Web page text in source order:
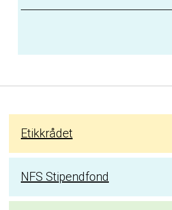
Etikkrådet
NFS Stipendfond